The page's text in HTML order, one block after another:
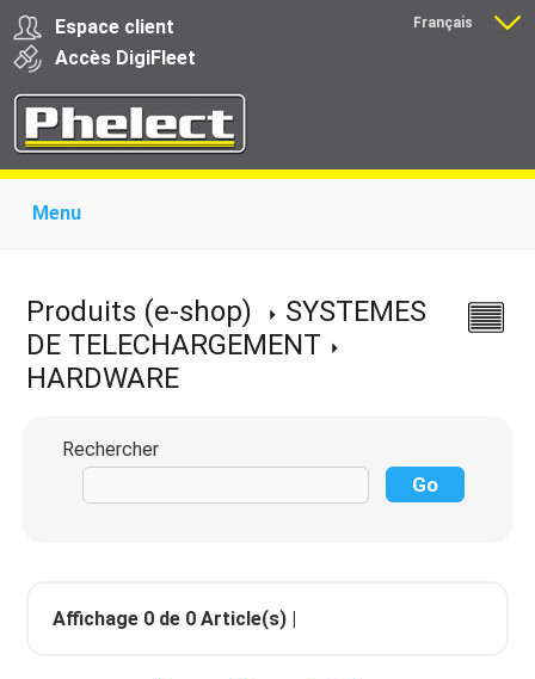
Espace client
Accès DigiFleet
Français
Menu
Produits pour transporteurs
Formations
Actualité
Support Download
Liens
Contact
Produits (e-shop)
SYSTEMES
DE TELECHARGEMENT
HARDWARE
Rechercher
Affichage 0 de 0 Article(s) |